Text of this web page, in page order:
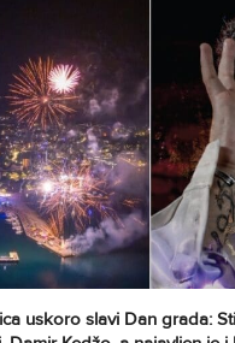
uskoro slavi Dan grada: